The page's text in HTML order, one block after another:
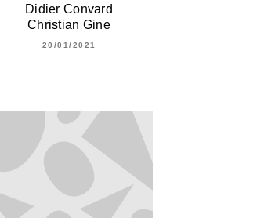
Didier Convard
Christian Gine
20/01/2021